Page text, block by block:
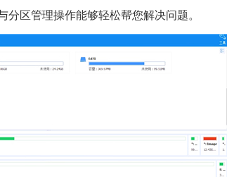
区管理操作能够轻松帮您解决问题。